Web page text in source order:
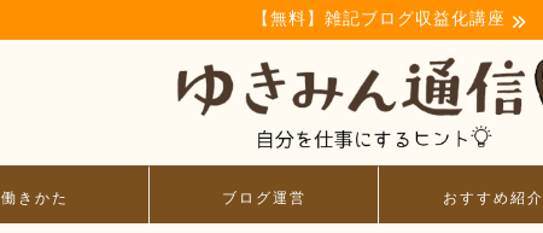
【無料】雑記ブログ収益化講座
働きかた ブログ運営 おすすめ紹介